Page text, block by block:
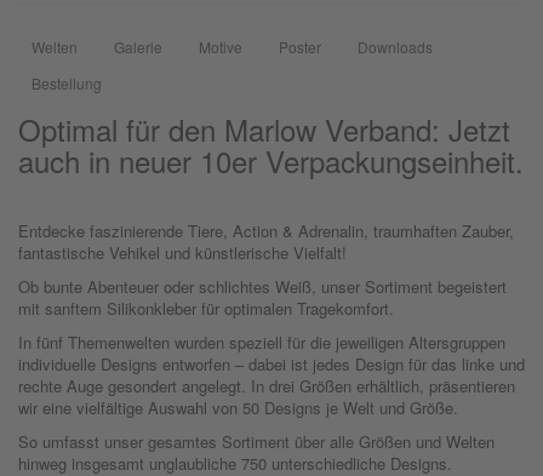
Welten Galerie Motive Poster
Downloads
Bestellung
Optimal für den Marlow Verband: Jetzt
auch in neuer 10er Verpackungseinheit.
Entdecke faszinierende Tiere, Action & Adrenalin, traumhaften Zauber,
fantastische Vehikel und künstlerische Vielfalt!
Ob bunte Abenteuer oder schlichtes Weiß, unser Sortiment begeistert
mit sanftem Silikonkleber für optimalen Tragekomfort.
In fünf Themenwelten wurden speziell für die jeweiligen Altersgruppen
individuelle Designs entworfen – dabei ist jedes Design für das linke und
rechte Auge gesondert angelegt. In drei Größen erhältlich, präsentieren
wir eine vielfältige Auswahl von 50 Designs je Welt und Größe.
So umfasst unser gesamtes Sortiment über alle Größen und Welten
hinweg insgesamt unglaubliche 750 unterschiedliche Designs.